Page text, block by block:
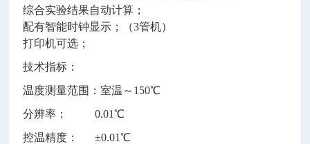
综合实验结果自动计算；
配有智能时钟显示；（3管机）
打印机可选；
技术指标：
温度测量范围：室温～ 150℃
分辨率：
0.01℃
控温精度：
±0.01℃